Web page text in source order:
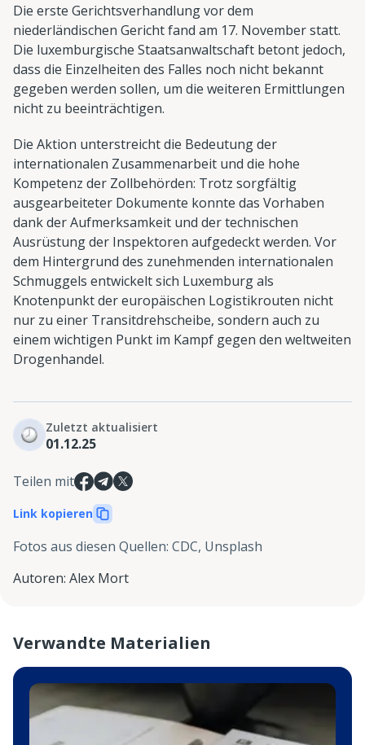
Die erste Gerichtsverhandlung vor dem
niederländischen Gericht fand am 17. November statt.
Die luxemburgische Staatsanwaltschaft betont jedoch,
dass die Einzelheiten des Falles noch nicht bekannt
gegeben werden sollen, um die weiteren Ermittlungen
nicht zu beeinträchtigen.
Die Aktion unterstreicht die Bedeutung der
internationalen Zusammenarbeit und die hohe
Kompetenz der Zollbehörden: Trotz sorgfältig
ausgearbeiteter Dokumente konnte das Vorhaben
dank der Aufmerksamkeit und der technischen
Ausrüstung der Inspektoren aufgedeckt werden. Vor
dem Hintergrund des zunehmenden internationalen
Schmuggels entwickelt sich Luxemburg als
Knotenpunkt der europäischen Logistikrouten nicht
nur zu einer Transitdrehscheibe, sondern auch zu
einem wichtigen Punkt im Kampf gegen den weltweiten
Drogenhandel.
Zuletzt aktualisiert
01.12.25
Teilen mit
Link kopieren
Fotos aus diesen Quellen: CDC, Unsplash
Autoren: Alex Mort
Verwandte Materialien